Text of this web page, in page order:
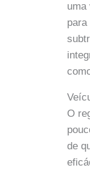
uma
O
de